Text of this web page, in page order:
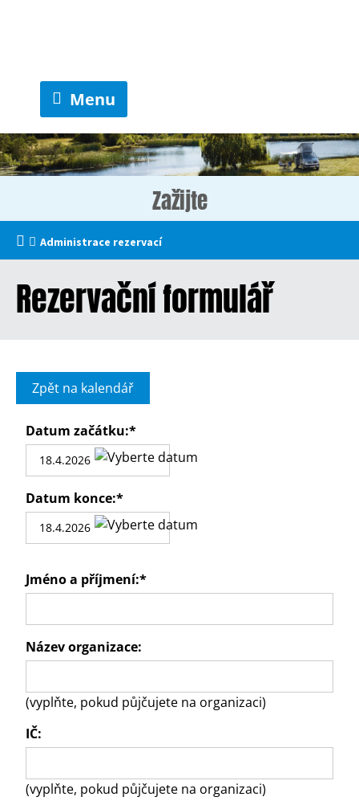
Menu
Zažijte
Administrace rezervací
Rezervační formulář
Zpět na kalendář
Datum začátku:*
Datum konce:*
Jméno a příjmení:*
Název organizace:
(vyplňte, pokud půjčujete na organizaci)
IČ:
(vyplňte, pokud půjčujete na organizaci)